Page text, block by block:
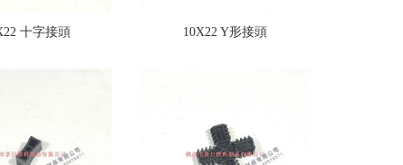
十字接頭 10X22 Y形接頭